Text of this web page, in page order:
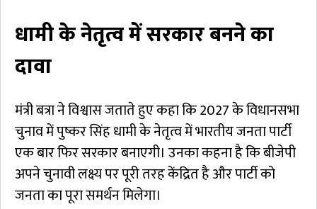
धामी के नेतृत्व में सरकार बनने का
दावा
मंत्री बत्रा ने विश्वास जताते हुए कहा कि 2027 के विधानसभा
चुनाव में पुष्कर सिंह धामी के नेतृत्व में भारतीय जनता पार्टी
एक बार फिर सरकार बनाएगी। उनका कहना है कि बीजेपी
अपने चुनावी लक्ष्य पर पूरी तरह केंद्रित है और पार्टी को
जनता का पूरा समर्थन मिलेगा।